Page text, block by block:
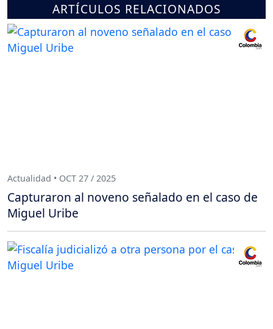
ARTÍCULOS RELACIONADOS
Actualidad • OCT 27 / 2025
Capturaron al noveno señalado en el caso de
Miguel Uribe